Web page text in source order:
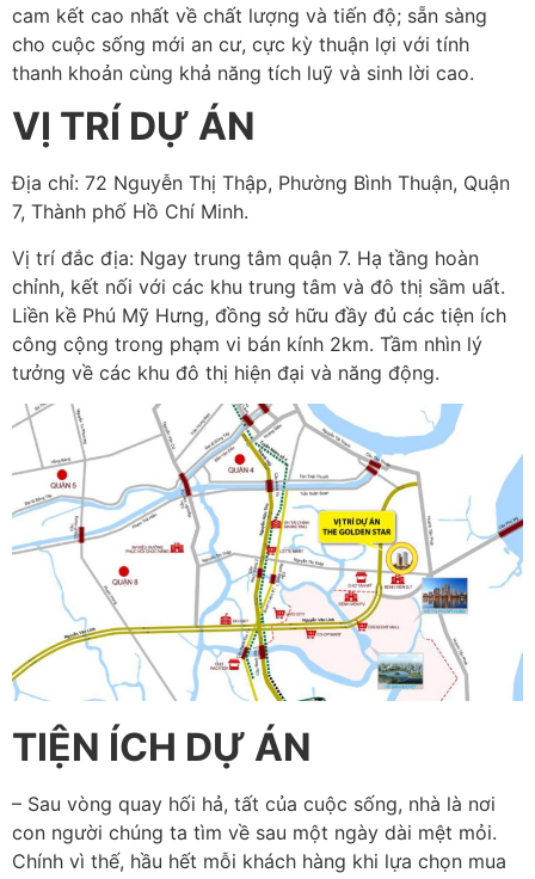
cam kết cao nhất về chất lượng và tiến độ; sẵn sàng
cho cuộc sống mới an cư, cực kỳ thuận lợi với tính
thanh khoản cùng khả năng tích luỹ và sinh lời cao.
VỊ TRÍ DỰ ÁN
Địa chỉ: 72 Nguyễn Thị Thập, Phường Bình Thuận, Quận
7, Thành phố Hồ Chí Minh.
Vị trí đắc địa: Ngay trung tâm quận 7. Hạ tầng hoàn
chỉnh, kết nối với các khu trung tâm và đô thị sầm uất.
Liền kề Phú Mỹ Hưng, đồng sở hữu đầy đủ các tiện ích
công cộng trong phạm vi bán kính 2km. Tầm nhìn lý
tưởng về các khu đô thị hiện đại và năng động.
TIỆN ÍCH DỰ ÁN
– Sau vòng quay hối hả, tất của cuộc sống, nhà là nơi
con người chúng ta tìm về sau một ngày dài mệt mỏi.
Chính vì thế, hầu hết mỗi khách hàng khi lựa chọn mua